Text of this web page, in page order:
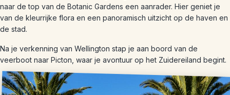
naar de top van de Botanic Gardens een aanrader. Hier geniet je
van de kleurrijke flora en een panoramisch uitzicht op de haven en
de stad.
Na je verkenning van Wellington stap je aan boord van de
veerboot naar Picton, waar je avontuur op het Zuidereiland begint.